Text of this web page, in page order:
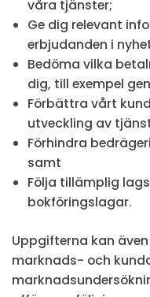
våra tjänster;
Ge dig relevant
erbjudanden i
Bedöma vilka
dig, till exempel
Förbättra vårt
utveckling av
Förhindra
samt
Följa tillämplig
bokföringslagar.
Uppgifterna kan
marknads- och